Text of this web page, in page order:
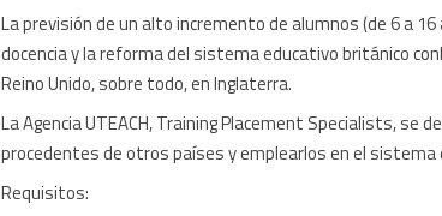
La previsión de un alto incremento de alumnos (de 6 a
docencia y la reforma del sistema educativo británico
Reino Unido, sobre todo, en Inglaterra.
La Agencia UTEACH, Training Placement Specialists, se
procedentes de otros países y emplearlos en el sistema
Requisitos: